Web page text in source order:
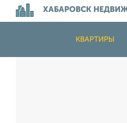
ХАБАРОВСК
КВАРТИРЫ